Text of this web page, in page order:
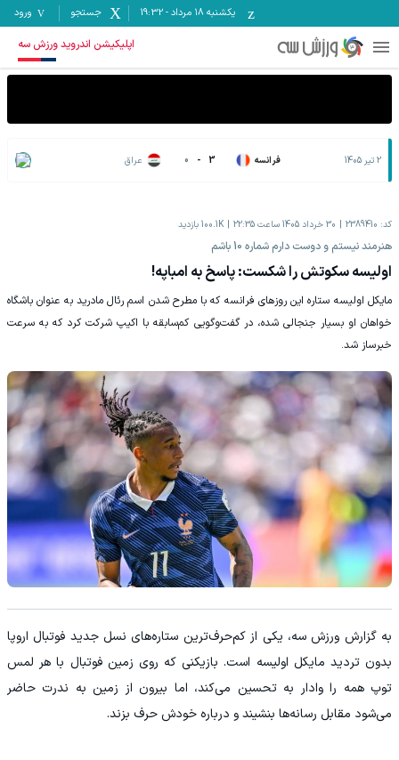
یکشنبه ۱۸ مرداد -
19:32 جستجو ورود
اپلیکیشن اندروید ورزش سه
2 تیر 1405 فرانسه 3
-
0 عراق
کد: 2389410 30 خرداد 1405 ساعت 22:35 100.1K بازدید
هنرمند نیستم و دوست دارم شماره 10 باشم
اولیسه سکوتش را شکست: پاسخ به امباپه!
مایکل اولیسه ستاره این روزهای فرانسه که با مطرح شدن اسم رئال مادرید به عنوان باشگاه
خواهان او بسیار جنجالی شده، در گفت‌وگویی کم‌سابقه با اکیپ شرکت کرد که به سرعت
خبرساز شد.
به گزارش ورزش سه، یکی از کم‌حرف‌ترین ستاره‌های نسل جدید فوتبال اروپا
بدون تردید مایکل اولیسه است. بازیکنی که روی زمین فوتبال با هر لمس
توپ همه را وادار به تحسین می‌کند، اما بیرون از زمین به ندرت حاضر
می‌شود مقابل رسانه‌ها بنشیند و درباره خودش حرف بزند.